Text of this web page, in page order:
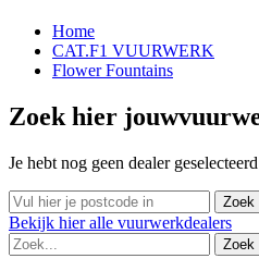
Home
CAT.F1 VUURWERK
Flower Fountains
Zoek hier jouw
Je hebt nog geen dealer geselecteerd
Bekijk hieralle vuurwerkdealers